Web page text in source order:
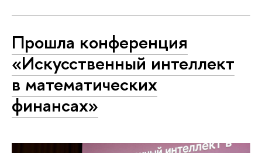
Прошла конференция
«Искусственный интеллект
в математических
финансах»